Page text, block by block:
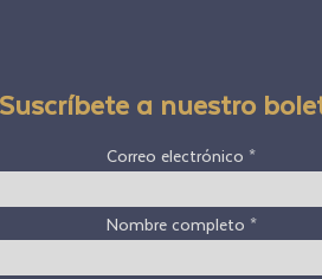
Suscríbete a nuestro
Correo electrónico
Nombre completo